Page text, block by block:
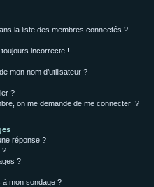
la liste des membres connectés ?
toujours incorrecte !
mon nom d’utilisateur ?
?
on me demande de me connecter !?
réponse ?
?
?
à mon sondage ?